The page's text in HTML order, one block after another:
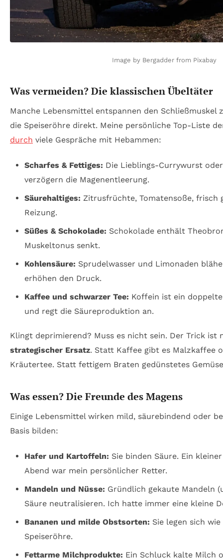
Image by Bergadder from Pixabay
Was vermeiden? Die klassischen Übeltäter
Manche Lebensmittel entspannen den Schließmuskel
die Speiseröhre direkt. Meine persönliche Top-Liste
durch viele Gespräche mit Hebammen:
Scharfes & Fettiges: Die Lieblings-Currywurst
verzögern die Magenentleerung.
Säurehaltiges: Zitrusfrüchte, Tomatensoße, frisch
Reizung.
Süßes & Schokolade: Schokolade enthält
Muskeltonus senkt.
Kohlensäure: Sprudelwasser und Limonaden
erhöhen den Druck.
Kaffee und schwarzer Tee: Koffein ist ein
und regt die Säureproduktion an.
Klingt deprimierend? Muss es nicht sein. Der Trick ist
strategischer Ersatz. Statt Kaffee gibt es Malzkaffee
Kräutertee. Statt fettigem Braten gedünstetes
Was essen? Die Freunde des Magens
Einige Lebensmittel wirken mild, säurebindend oder
Basis bilden:
Hafer und Kartoffeln: Sie binden Säure. Ein
Abend war mein persönlicher Retter.
Mandeln und Nüsse: Gründlich gekaute Mandeln
Säure neutralisieren. Ich hatte immer eine kleine
Bananen und milde Obstsorten: Sie legen sich
Speiseröhre.
Fettarme Milchprodukte: Ein Schluck kalte Milch